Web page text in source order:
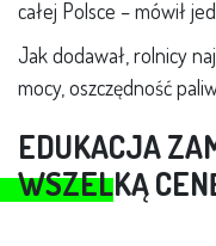
całej Polsce – mówił
Jak dodawał, rolnicy
mocy, oszczędność
EDUKACJA
WSZELKĄ